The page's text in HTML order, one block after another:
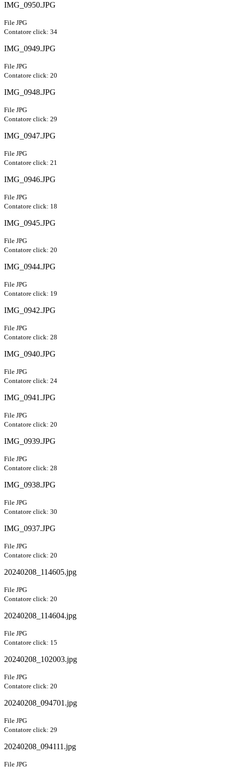
IMG_0950.JPG
File JPG
Contatore click: 34
IMG_0949.JPG
File JPG
Contatore click: 20
IMG_0948.JPG
File JPG
Contatore click: 29
IMG_0947.JPG
File JPG
Contatore click: 21
IMG_0946.JPG
File JPG
Contatore click: 18
IMG_0945.JPG
File JPG
Contatore click: 20
IMG_0944.JPG
File JPG
Contatore click: 19
IMG_0942.JPG
File JPG
Contatore click: 28
IMG_0940.JPG
File JPG
Contatore click: 24
IMG_0941.JPG
File JPG
Contatore click: 20
IMG_0939.JPG
File JPG
Contatore click: 28
IMG_0938.JPG
File JPG
Contatore click: 30
IMG_0937.JPG
File JPG
Contatore click: 20
20240208_114605.jpg
File JPG
Contatore click: 20
20240208_114604.jpg
File JPG
Contatore click: 15
20240208_102003.jpg
File JPG
Contatore click: 20
20240208_094701.jpg
File JPG
Contatore click: 29
20240208_094111.jpg
File JPG